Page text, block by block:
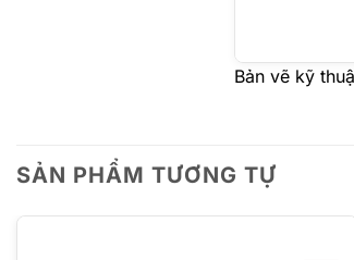
Bản vẽ kỹ
SẢN PHẨM TƯƠNG TỰ